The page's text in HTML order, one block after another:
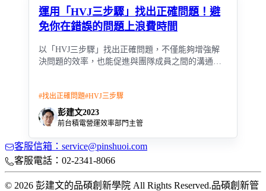
運用「HVJ三步驟」找出正確問題！避
免你在錯誤的問題上浪費時間
以「HVJ三步驟」找出正確問題，不僅能夠增強解
決問題的效率，也能促進與團隊成員之間的溝通和
#找出正確問題#HVJ三步驟
彭建文2023
前台積電營運效率部門主管
客服信箱：service@pinshuoi.com
客服電話：02-2341-8066
© 2026 彭建文的品碩創新學院 All Rights Reserved.品碩創新管